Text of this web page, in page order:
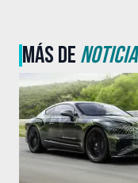
MÁS DENOTICIA